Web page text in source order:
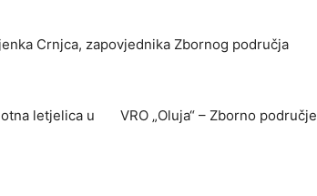
Crnjca, zapovjednika Zbornog područja
letjelica u VRO „Oluja“ – Zborno područje